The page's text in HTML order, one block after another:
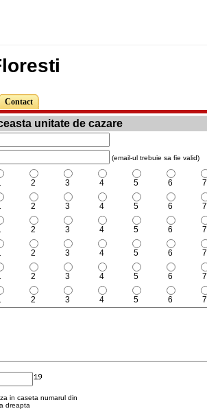
Contact
unitate de cazare
(email-ul trebuie sa fie valid)
2 3 4 5 6 7
2 3 4 5 6 7
2 3 4 5 6 7
2 3 4 5 6 7
2 3 4 5 6 7
2 3 4 5 6 7
in caseta numarul din
dreapta